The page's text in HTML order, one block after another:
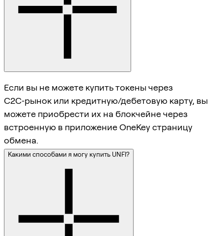
Если вы не можете купить токены через
C2C‑рынок или кредитную/дебетовую карту, вы
можете приобрести их на блокчейне через
встроенную в приложение OneKey страницу
обмена.
Какими способами я могу купить UNFI?